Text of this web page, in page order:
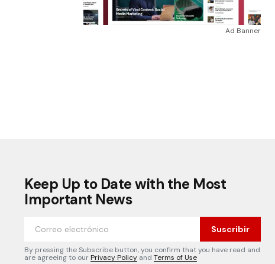
Ad Banner
Keep Up to Date with the Most
Important News
Suscribir
By pressing the Subscribe button, you confirm that you have read and
are agreeing to ourPrivacy Policy and Terms of Use